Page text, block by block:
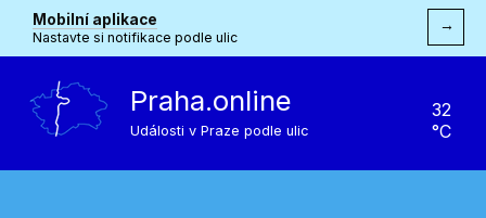
Mobilní aplikace
Nastavte si notifikace podle ulic
→
Praha.online
Události v Praze podle ulic
32
°C